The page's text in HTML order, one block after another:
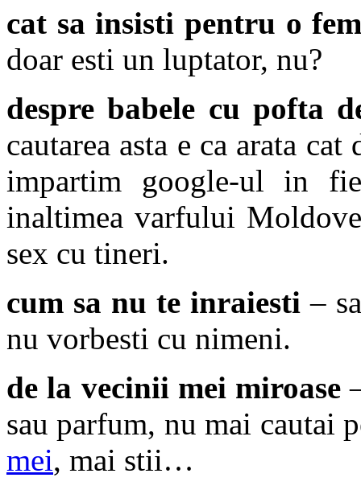
cat sa insisti pentru o
doar esti un luptator, nu?
despre babele cu pofta
cautarea asta e ca arata
impartim google-ul in
inaltimea varfului
sex cu tineri.
cum sa nu te inraiesti –
nu vorbesti cu nimeni.
de la vecinii mei miroase
sau parfum, nu mai cautai
mei, mai stii…